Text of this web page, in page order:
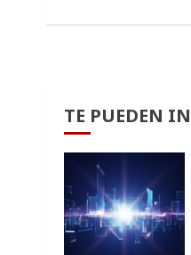
TE PUEDEN